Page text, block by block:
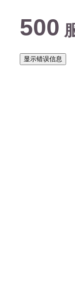
500